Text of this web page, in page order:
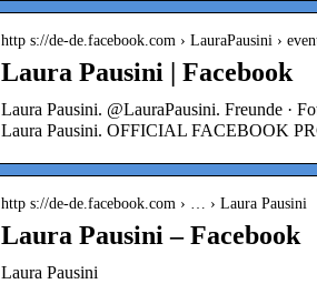
http s://de-de.facebook.com › LauraPausini ›
Laura Pausini | Facebook
Laura Pausini. @LauraPausini. Freunde ·
Laura Pausini. OFFICIAL FACEBOOK
http s://de-de.facebook.com › … › Laura Pausini
Laura Pausini – Facebook
Laura Pausini